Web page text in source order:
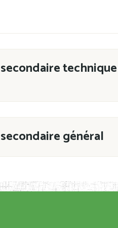
général
CAB du 21 mars 2011
immatriculés